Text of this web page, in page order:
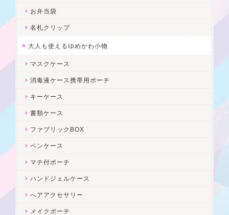
お弁当袋
名札クリップ
大人も使えるゆめかわ小物
マスクケース
消毒液ケース携帯用ポーチ
キーケース
書類ケース
ファブリックBOX
ペンケース
マチ付ポーチ
ハンドジェルケース
へアアクセサリー
メイクポーチ